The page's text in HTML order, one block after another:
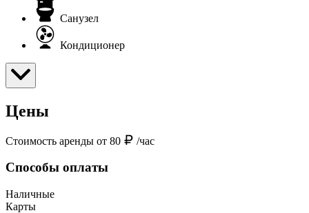
Санузел
Кондиционер
Цены
Стоимость аренды от 80 /час
Способы оплаты
Наличные
Карты